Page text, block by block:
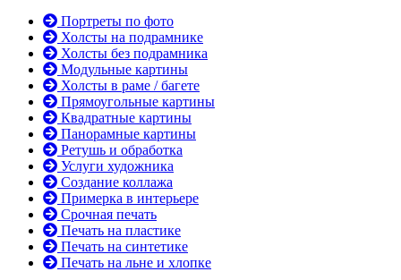
Портреты по фото
Холсты на подрамнике
Холсты без подрамника
Модульные картины
Холсты в раме / багете
Прямоугольные картины
Квадратные картины
Панорамные картины
Ретушь и обработка
Услуги художника
Создание коллажа
Примерка в интерьере
Срочная печать
Печать на пластике
Печать на синтетике
Печать на льне и хлопке